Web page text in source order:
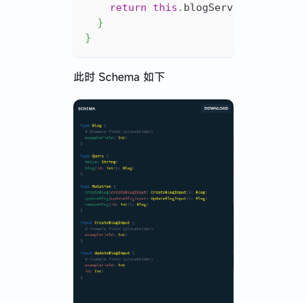
return
this . blogService
}
}
此时 Schema 如下